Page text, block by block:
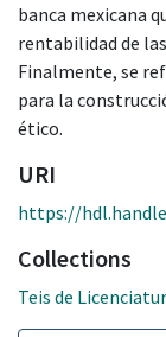
banca mexicana
rentabilidad de
Finalmente, se
para la
ético.
URI
https://
Collections
Teis de